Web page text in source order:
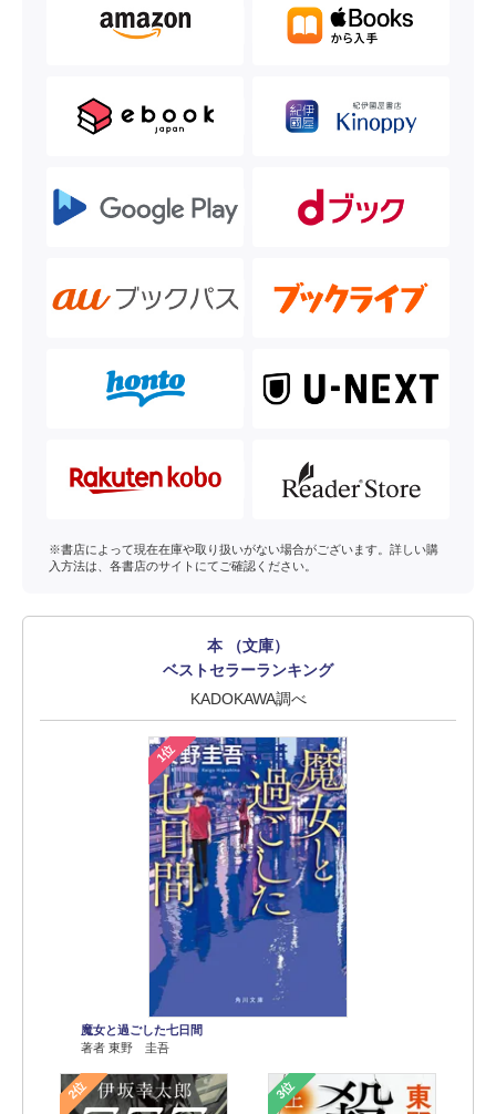
※書店によって現在在庫や取り扱いがない場合がございます。詳しい購
入方法は、各書店のサイトにてご確認ください。
本 （文庫）
ベストセラーランキング
KADOKAWA調べ
1位
魔女と過ごした七日間
著者 東野 圭吾
2位 3位